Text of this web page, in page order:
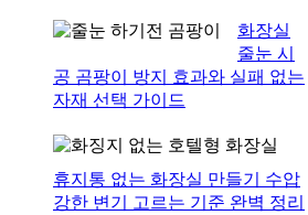
화장실
줄눈 시
공 곰팡이 방지 효과와 실패 없는
자재 선택 가이드
휴지통 없는 화장실 만들기 수압
강한 변기 고르는 기준 완벽 정리